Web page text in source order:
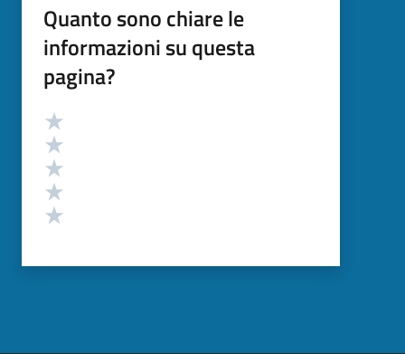
Quanto sono chiare le
informazioni su questa
pagina?
Valutazione